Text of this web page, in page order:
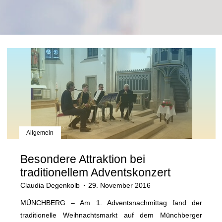
Allgemein
Besondere Attraktion bei
traditionellem Adventskonzert
Claudia Degenkolb 29. November 2016
MÜNCHBERG – Am 1. Adventsnachmittag fand der
traditionelle Weihnachtsmarkt auf dem Münchberger